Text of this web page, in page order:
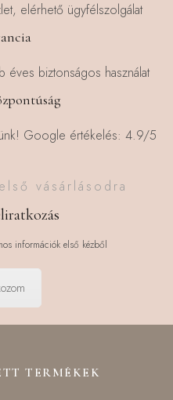
elérhető ügyfélszolgálat
biztonságos használat
Google értékelés: 4.9/5
vásárlásodra
információk első kézből
TERMÉKEK